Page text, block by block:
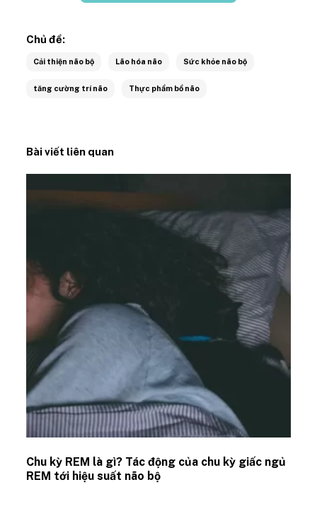
Chủ đề:
Cải thiện não bộ Lão hóa não Sức khỏe não bộ
tăng cường trí não Thực phẩm bổ não
Bài viết liên quan
Chu kỳ REM là gì? Tác động của chu kỳ giấc ngủ
REM tới hiệu suất não bộ